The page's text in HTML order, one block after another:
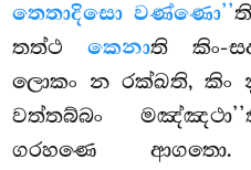
තෙතාදිසො වණ්ණො’’
තත්ථකෙනාති කිං-
ලොකං න රක්ඛති, කිං
වත්තබ්බං
ගරහණෙ ආගතො.